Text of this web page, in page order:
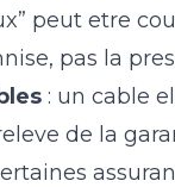
peut etre
pas la
: un cable
de la